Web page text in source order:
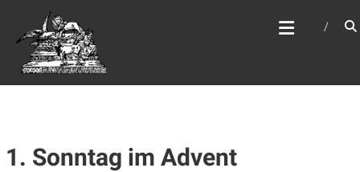
springen
WEBSITE DES
APOSTELAMTES JESU
CHRISTI KÖR
1. Sonntag im Advent